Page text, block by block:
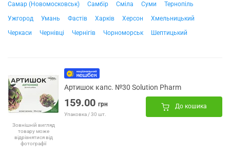
Самар (Новомосковськ)
Самбір Сміла Суми
Тернопіль
Ужгород
Умань Фастів Харків Херсон
Хмельницький
Черкаси
Чернівці Чернігів Чорноморськ Шептицький
Зовнішній вигляд
товару може
відрізнятися від
фотографії
Артишок капс. №30 Solution Pharm
159.00 грн
Упаковка / 30 шт.
До кошика